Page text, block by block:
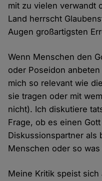
mit zu vielen verwandt
Land herrscht
Augen großartigsten
Wenn Menschen den
oder Poseidon
mich so relevant wie
sie tragen oder mit
nicht). Ich diskutiere
Frage, ob es einen
Diskussionspartner als
Menschen oder so
Meine Kritik speist